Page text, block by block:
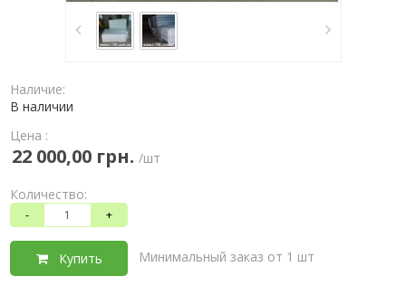
Наличие:
В наличии
Цена :
22 000,00 грн. /шт
Количество:
- +
Купить Минимальный заказ от 1 шт